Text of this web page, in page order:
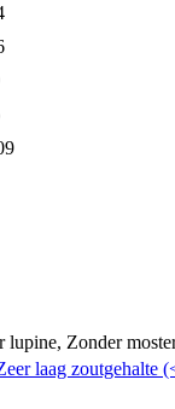
lupine, Zonder
laag zoutgehalte